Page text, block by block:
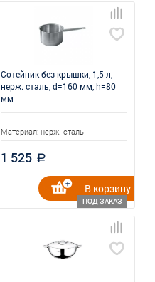
Сотейник без крышки, 1,5 л,
нерж. сталь, d=160 мм, h=80
мм
Материал: нерж. сталь
1 525 a
ПОД ЗАКАЗ
В корзину